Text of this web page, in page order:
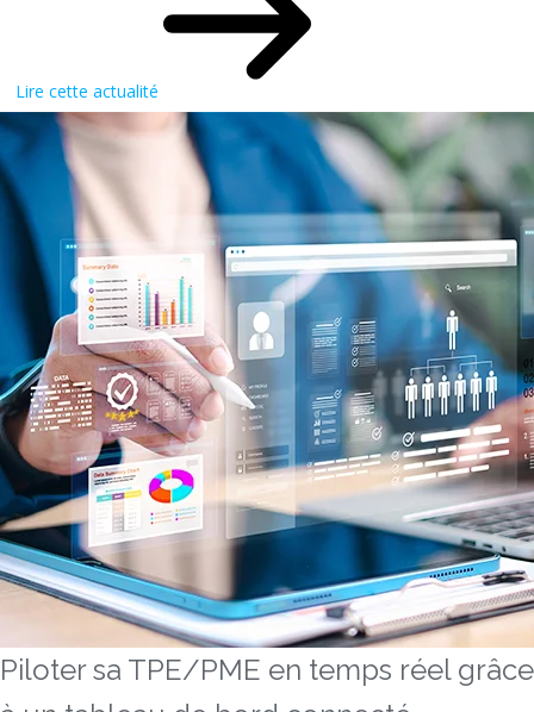
Lire cette actualité
Piloter sa TPE/PME en temps réel grâce